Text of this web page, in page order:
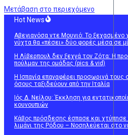
Μετάβαση στο περιεχόμενο
Hot News
Αβεγιανόσα ντε Μουνιό: Το ξεχασμένο
νύχτα θα «πέσει» δύο φορές μέσα σε
Η Λίβερπουλ δεν ξεχνά τον Ζότα: Η
πούλμαν της ομάδας (pics & vid)
Η Ισπανία επαναφέρει προσωρινά τους
όσους ταξιδεύουν από την Ιταλία
Ιός Δ. Νείλου: Έκκληση για
κουνουπιών
Κάβος πρόσδεσης έσπασε και
λιμάνι της Ρόδου – Νοσηλεύεται στο